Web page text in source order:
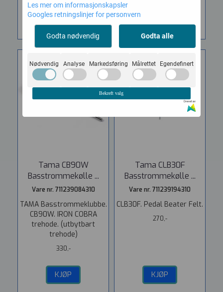
KJØP
Tama CB90W
Basstrommekølle ...
Vare nr. 711239084310
TAMA Basstrommeklubbe.
CB90W. IRON COBRA
trehode. (utbytbart
trehode)
330,-
KJØP
Tama CLB30F
Basstrommekølle ...
Vare nr. 711239194310
CLB30F. Pedal Beater Felt.
270,-
KJØP
Les mer om informasjonskapsler
Googles retningslinjer for personvern
Godta nødvendig Godta alle
Nødvendig Analyse Markedsføring Målrettet Egendefinert
Bekreft valg
Drevet av